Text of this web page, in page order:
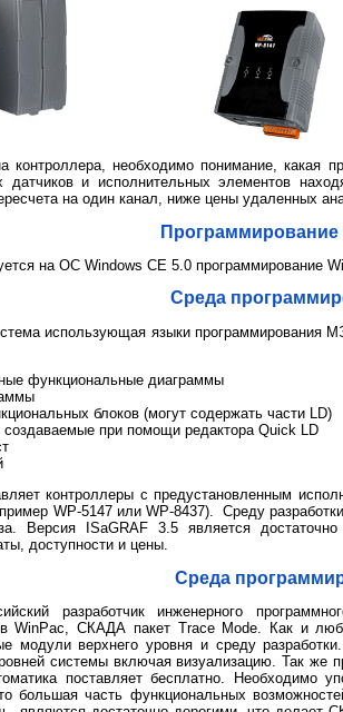
контроллера, необходимо понимание, какая
датчиков и исполнительных элементов
на один канал, ниже цены удаленных
Программирование
на ОС Windows CE 5.0 программирование
Среда
использующая языки программирования
функциональные диаграммы
блоков (могут содержать части LD)
при помощи редактора Quick LD
контроллеры с предустановленным
WP-5147 или WP-8437). Среду
Версия ISaGRAF 3.5 является
доступности и цены.
Среда
разработчик инженерного
WinPac, СКАДА пакет Trace Mode. Как и
модули верхнего уровня и среду
системы включая визуализацию. Так же
поставляет бесплатно.
большая часть функциональных